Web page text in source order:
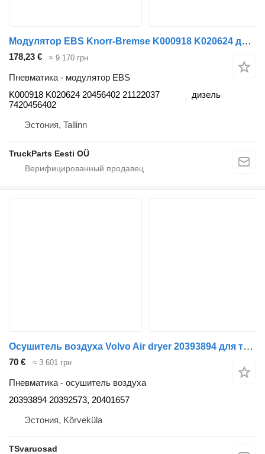
Модулятор EBS Knorr-Bremse K000918 K020624 для тягача Volvo FM7-FM12, FM, FMX (1998-2014)
178,23 € ≈ 9 170 грн
Пневматика - модулятор EBS
K000918 K020624 20456402 21122037
7420456402
дизель
Эстония, Tallinn
TruckParts Eesti OÜ
Осушитель воздуха Volvo Air dryer 20393894 для тягача Volvo FM9
70 € ≈ 3 601 грн
Пневматика - осушитель воздуха
20393894 20392573, 20401657
Эстония, Kõrveküla
TSvaruosad